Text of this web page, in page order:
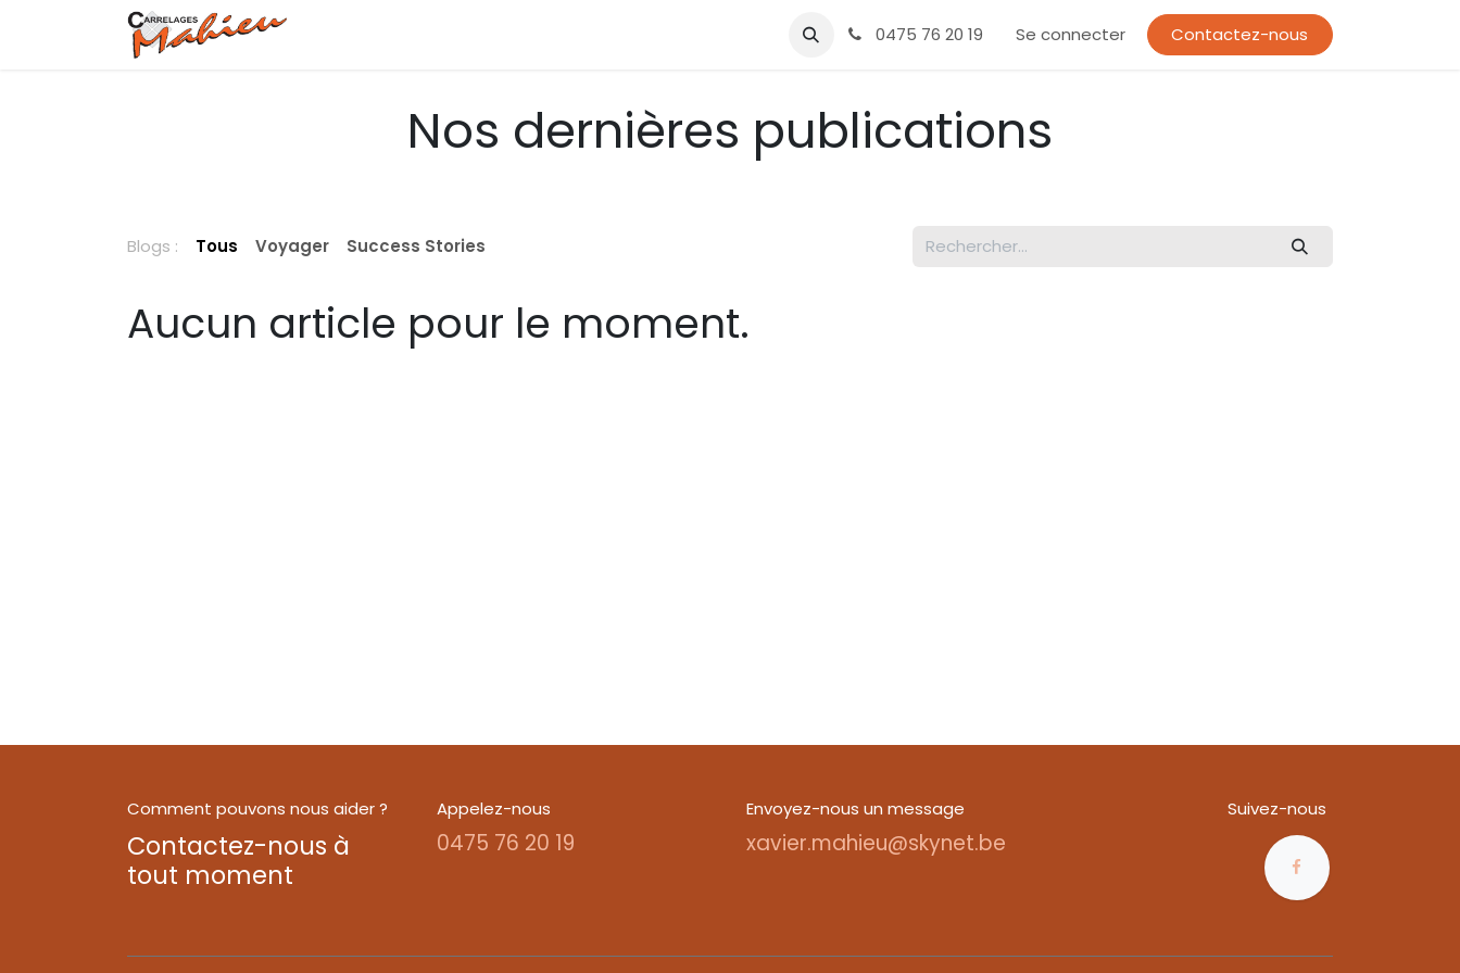
Se rendre au contenu
0475 76 20 19 Se connecter Contactez-nous
Nos dernières publications
Blogs : Tous Voyager Success Stories
Aucun article pour le moment.
Comment pouvons nous aider ?
Contactez-nous à
tout moment
Appelez-nous
0475 76 20 19
Envoyez-nous un message
xavier.mahieu@skynet.be
Suivez-nous